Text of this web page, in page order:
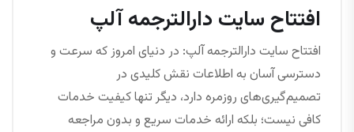
افتتاح سایت دارالترجمه آلپ
افتتاح سایت دارالترجمه آلپ: در دنیای امروز که سرعت و
دسترسی آسان به اطلاعات نقش کلیدی در
تصمیم‌گیری‌های روزمره دارد، دیگر تنها کیفیت خدمات
کافی نیست؛ بلکه ارائه خدمات سریع و بدون مراجعه